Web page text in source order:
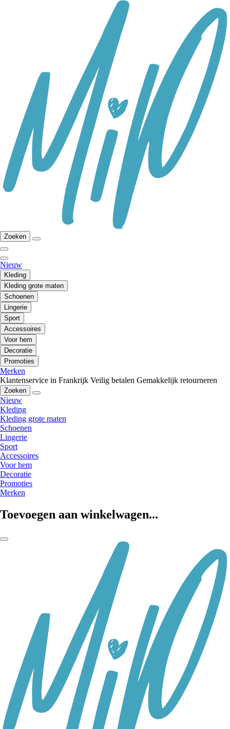
Zoeken
Nieuw
Kleding
Kleding grote maten
Schoenen
Lingerie
Sport
Accessoires
Voor hem
Decoratie
Promoties
Merken
Klantenservice in Frankrijk Veilig betalen Gemakkelijk retourneren
Zoeken
Nieuw
Kleding
Kleding grote maten
Schoenen
Lingerie
Sport
Accessoires
Voor hem
Decoratie
Promoties
Merken
Toevoegen aan winkelwagen...